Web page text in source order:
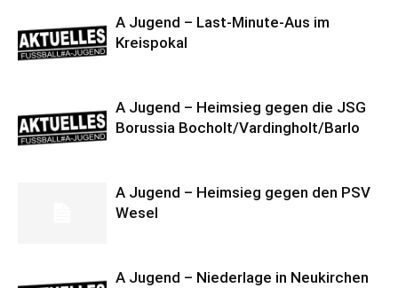
A Jugend – Last-Minute-Aus im
Kreispokal
A Jugend – Heimsieg gegen die JSG
Borussia Bocholt/Vardingholt/Barlo
A Jugend – Heimsieg gegen den PSV
Wesel
A Jugend – Niederlage in Neukirchen